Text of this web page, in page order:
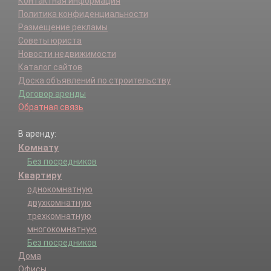
Егорьевский г.о..
Жуковский г.
Зарайск г.
Зарайский р-н.
Звенигород г.
Ивантеевка г.
Истра г.
Истринский р-н.
Кашира-8 г.
Каширский г.о..
Климовск г.
Клин г.
Клинский р-н.
Коломенский р-н.
Коломна г.
Королев г.
Котельники г.
Красково п.
Красноармейск г.
Политика конфиденциальности
Размещение рекламы
Советы юриста
Новости недвижимости
Каталог сайтов
Доска объявлений по строительству
Договор аренды
Обратная связь
В аренду:
Комнату
Без посредников
Квартиру
однокомнатную
двухкомнатную
трехкомнатную
многокомнатную
Без посредников
Дома
Офисы